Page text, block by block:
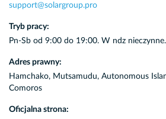
support@solargroup.pro
Tryb pracy:
Pn-Sb od 9:00 do 19:00. W ndz nieczynne.
Adres prawny:
Hamchako, Mutsamudu, Autonomous
Comoros
Oficjalna strona: